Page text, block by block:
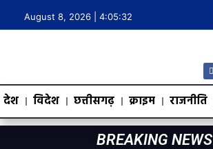
August 8, 2026 | 4:05:33
देश विदेश छत्तीसगढ़ क्राइम राजनीति
BREAKING NEWS